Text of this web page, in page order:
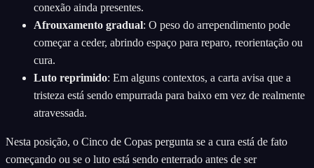
conexão ainda presentes.
Afrouxamento gradual: O peso do arrependimento pode
começar a ceder, abrindo espaço para reparo, reorientação ou
cura.
Luto reprimido: Em alguns contextos, a carta avisa que a
tristeza está sendo empurrada para baixo em vez de realmente
atravessada.
Nesta posição, o Cinco de Copas pergunta se a cura está de fato
começando ou se o luto está sendo enterrado antes de ser